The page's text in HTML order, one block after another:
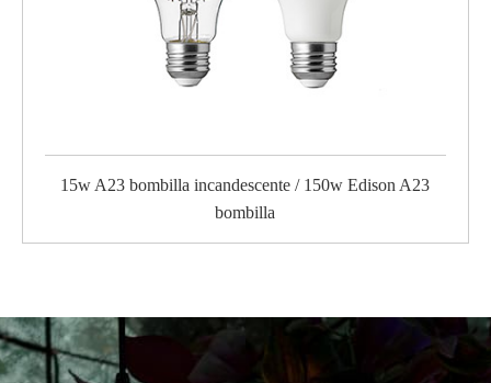
15w A23 bombilla incandescente / 150w Edison A23
bombilla